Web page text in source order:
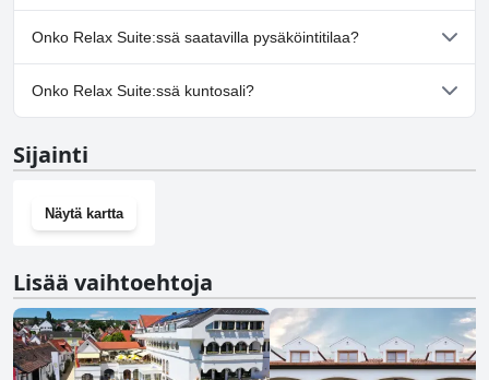
Ei, Relax Suite ei salli koiria.
Onko Relax Suite:ssä saatavilla pysäköintitilaa?
Kyllä, Relax Suite tarjoaa pysäköintimahdollisuuden.
Onko Relax Suite:ssä kuntosali?
Sijainti
Näytä kartta
Lisää vaihtoehtoja